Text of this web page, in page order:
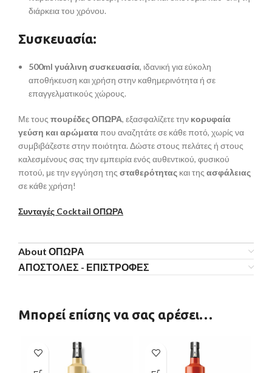
διάρκεια του χρόνου.
Συσκευασία:
500ml γυάλινη συσκευασία, ιδανική για εύκολη
αποθήκευση και χρήση στην καθημερινότητα ή σε
επαγγελματικούς χώρους.
Με τους πουρέδες ΟΠΩΡΑ, εξασφαλίζετε την κορυφαία
γεύση και αρώματαπου αναζητάτε σε κάθε ποτό, χωρίς να
συμβιβάζεστε στην ποιότητα. Δώστε στους πελάτες ή στους
καλεσμένους σας την εμπειρία ενός αυθεντικού, φυσικού
ποτού, με την εγγύηση της σταθερότητας και της ασφάλειας
σε κάθε χρήση!
Συνταγές Cocktail ΟΠΩΡΑ
About ΟΠΩΡΑ
ΑΠΟΣΤΟΛΕΣ - ΕΠΙΣΤΡΟΦΕΣ
Μπορεί επίσης να σας αρέσει…